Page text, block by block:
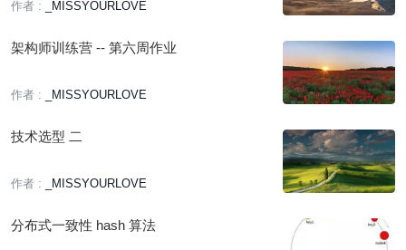
作者 : _MISSYOURLOVE
架构师训练营 -- 第六周作业
作者 : _MISSYOURLOVE
技术选型 二
作者 : _MISSYOURLOVE
分布式一致性 hash 算法